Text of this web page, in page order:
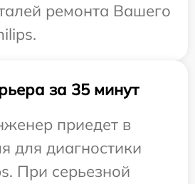
ремонта Вашего
за 35 минут
приедет в
для диагностики
При серьезной